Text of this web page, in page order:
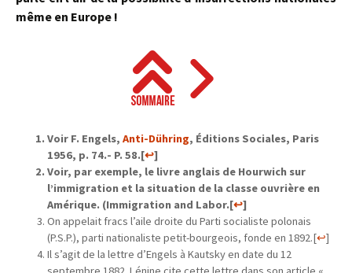
même en Europe !
Voir F. Engels, Anti-Dühring, Éditions Sociales, Paris
1956, p. 74.- P. 58.[↩]
Voir, par exemple, le livre anglais de Hourwich sur
l’immigration et la situation de la classe ouvrière en
Amérique. (Immigration and Labor.[↩]
On appelait fracs l’aile droite du Parti socialiste polonais
(P.S.P.), parti nationaliste petit-bourgeois, fonde en 1892.[↩]
Il s’agit de la lettre d’Engels à Kautsky en date du 12